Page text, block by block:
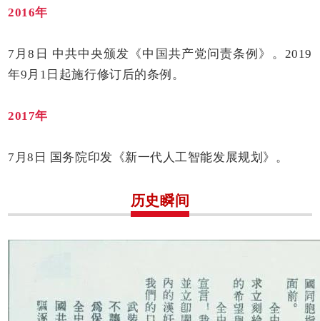
2016年
7月8日 中共中央颁发《中国共产党问责条例》。2019
年9月1日起施行修订后的条例。
2017年
7月8日 国务院印发《新一代人工智能发展规划》。
历史瞬间